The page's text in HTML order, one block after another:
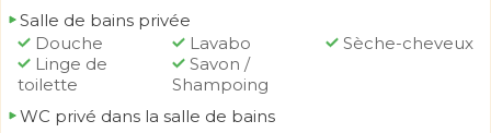
Salle de bains privée
Douche
Lavabo
Sèche-cheveux
Linge de
toilette
Savon /
Shampoing
WC privé dans la salle de bains